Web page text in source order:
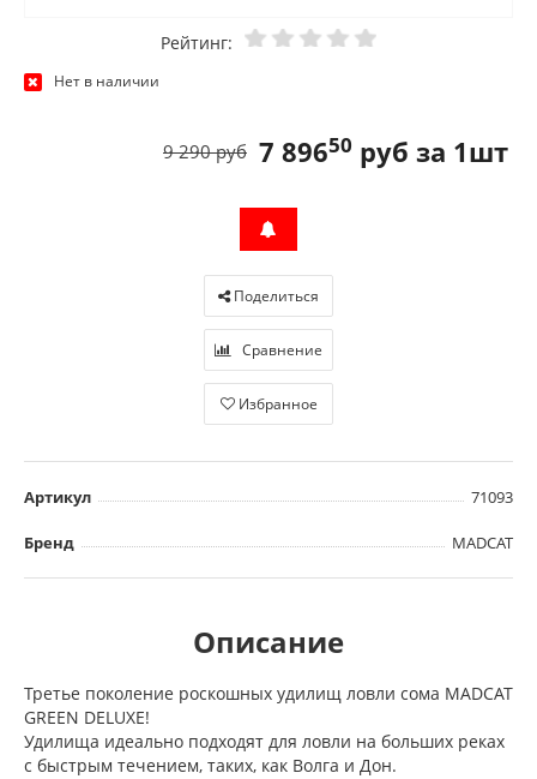
Рейтинг:
Нет в наличии
7 89650 руб за 1шт
9 290 руб
Поделиться
Сравнение
Избранное
Артикул 71093
Бренд MADCAT
Описание
Третье поколение роскошных удилищ ловли сома MADCAT
GREEN DELUXE!
Удилища идеально подходят для ловли на больших реках
с быстрым течением, таких, как Волга и Дон.